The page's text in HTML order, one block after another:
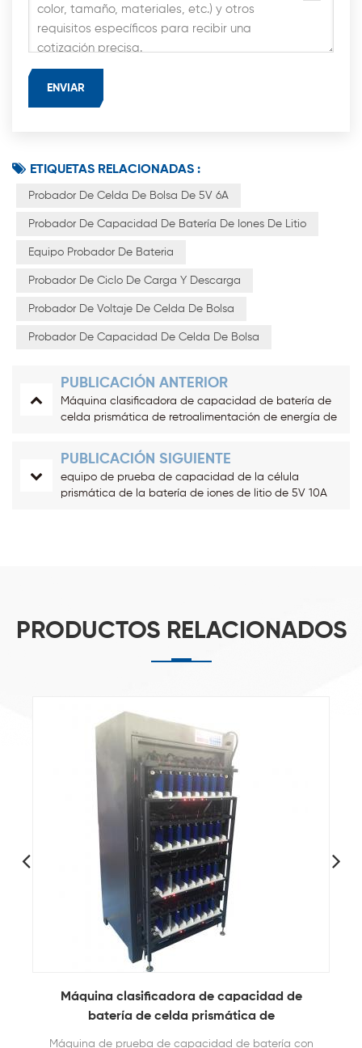
ETIQUETAS RELACIONADAS :
Probador De Celda De Bolsa De 5V 6A
Probador De Capacidad De Batería De Iones De Litio
Equipo Probador De Bateria
Probador De Ciclo De Carga Y Descarga
Probador De Voltaje De Celda De Bolsa
Probador De Capacidad De Celda De Bolsa
PUBLICACIÓN ANTERIOR
Máquina clasificadora de capacidad de batería de
celda prismática de retroalimentación de energía de
PUBLICACIÓN SIGUIENTE
equipo de prueba de capacidad de la célula
prismática de la batería de iones de litio de 5V 10A
PRODUCTOS RELACIONADOS
Máquina de descarga de carga de batería de
96 canales 5V 20A para batería prismática
Este equipo está constituido principalmente por el